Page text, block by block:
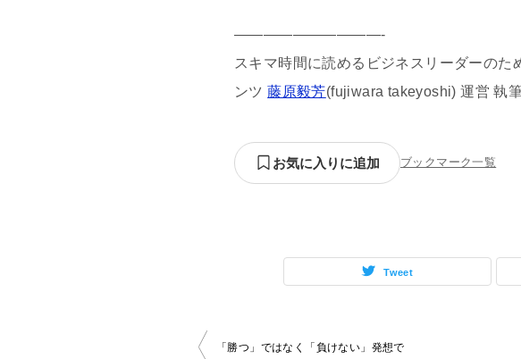
——————————-
スキマ時間に読めるビジネスリーダーの
ンツ藤原毅芳(fujiwara takeyoshi) 運営 執
お気に入りに追加 ブックマーク一覧
Tweet
投
「勝つ」ではなく「負けない」発想で